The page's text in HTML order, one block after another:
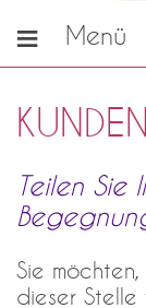
≡ Menü
Teilen Sie
Sie
dieser Stelle